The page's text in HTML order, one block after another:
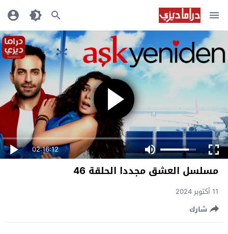
02:16:12
مسلسل العشق مجددا الحلقة 46
11 أكتوبر 2024
شارك